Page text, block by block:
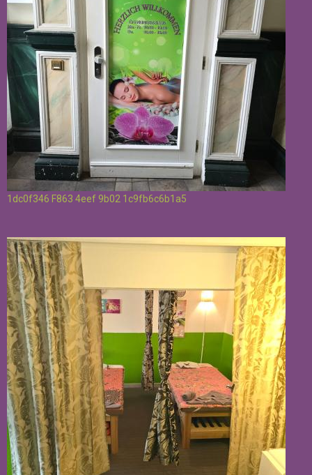
1dc0f346 F863 4eef 9b02 1c9fb6c6b1a5